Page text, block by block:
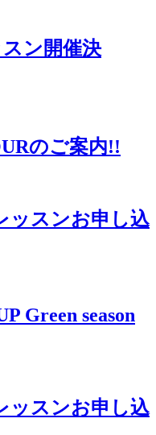
ン開催決
のご案内!!
ッスンお申し込
Green season
ッスンお申し込